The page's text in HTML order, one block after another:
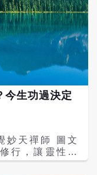
今生功過決定
禪師 圖文
行，讓靈性到